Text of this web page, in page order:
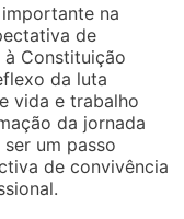
na
de
Constituição
da luta
vida e trabalho
da jornada
um passo
de convivência